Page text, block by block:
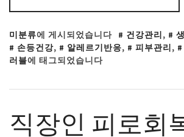
미분류에 게시되었습니다 건강관리,
손등건강, 알레르기반응, 피부관리,
러블에 태그되었습니다
직장인 피로회